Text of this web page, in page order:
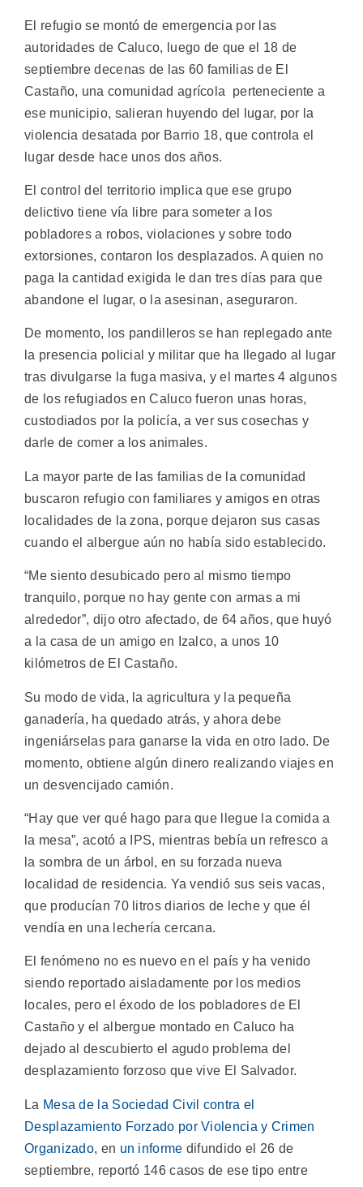
El refugio se montó de emergencia por las
autoridades de Caluco, luego de que el 18 de
septiembre decenas de las 60 familias de El
Castaño, una comunidad agrícola perteneciente a
ese municipio, salieran huyendo del lugar, por la
violencia desatada por Barrio 18, que controla el
lugar desde hace unos dos años.
El control del territorio implica que ese grupo
delictivo tiene vía libre para someter a los
pobladores a robos, violaciones y sobre todo
extorsiones, contaron los desplazados. A quien no
paga la cantidad exigida le dan tres días para que
abandone el lugar, o la asesinan, aseguraron.
De momento, los pandilleros se han replegado ante
la presencia policial y militar que ha llegado al lugar
tras divulgarse la fuga masiva, y el martes 4 algunos
de los refugiados en Caluco fueron unas horas,
custodiados por la policía, a ver sus cosechas y
darle de comer a los animales.
La mayor parte de las familias de la comunidad
buscaron refugio con familiares y amigos en otras
localidades de la zona, porque dejaron sus casas
cuando el albergue aún no había sido establecido.
“Me siento desubicado pero al mismo tiempo
tranquilo, porque no hay gente con armas a mi
alrededor”, dijo otro afectado, de 64 años, que huyó
a la casa de un amigo en Izalco, a unos 10
kilómetros de El Castaño.
Su modo de vida, la agricultura y la pequeña
ganadería, ha quedado atrás, y ahora debe
ingeniárselas para ganarse la vida en otro lado. De
momento, obtiene algún dinero realizando viajes en
un desvencijado camión.
“Hay que ver qué hago para que llegue la comida a
la mesa”, acotó a IPS, mientras bebía un refresco a
la sombra de un árbol, en su forzada nueva
localidad de residencia. Ya vendió sus seis vacas,
que producían 70 litros diarios de leche y que él
vendía en una lechería cercana.
El fenómeno no es nuevo en el país y ha venido
siendo reportado aisladamente por los medios
locales, pero el éxodo de los pobladores de El
Castaño y el albergue montado en Caluco ha
dejado al descubierto el agudo problema del
desplazamiento forzoso que vive El Salvador.
La Mesa de la Sociedad Civil contra el
Desplazamiento Forzado por Violencia y Crimen
Organizado, en un informe difundido el 26 de
septiembre, reportó 146 casos de ese tipo entre